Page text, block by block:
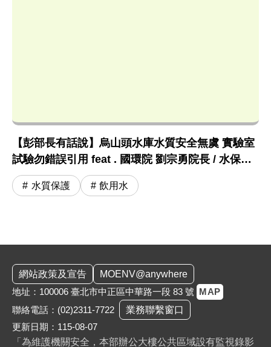
【彭部長有話說】烏山頭水庫水質安全無虞 實驗室
試驗勿錯誤引用 feat . 國環院 劉宗勇院長 / 水保司
王嶽斌司長
水質保護 飲用水
網站政策及宣告
MOENV@anywhere
地址：100006 臺北市中正區中華路一段 83 號
MAP
聯絡電話： (02)2311-7722
業務聯繫窗口
更新日期：115-08-07
「為維護機關安全，本部辦公大樓公共區域設有監視錄影